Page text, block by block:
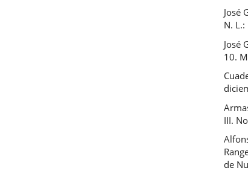
José
N.
José
10.
III.
de